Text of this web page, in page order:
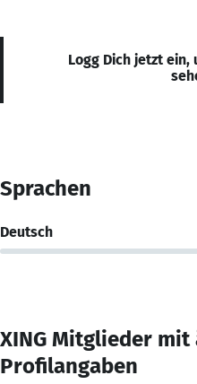
Logg Dich jetzt ein,
Sprachen
Deutsch
XING Mitglieder mit
Profilangaben